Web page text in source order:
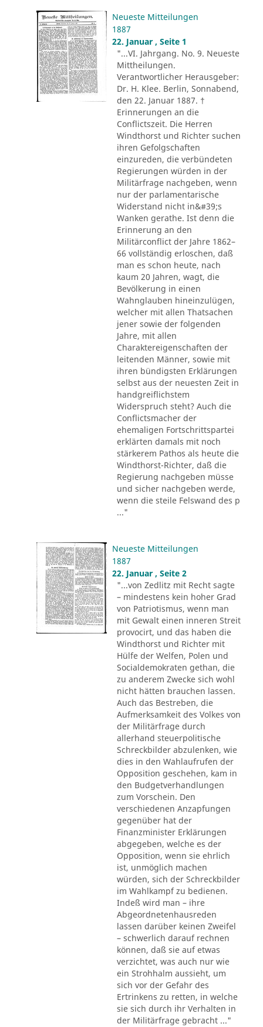
Neueste Mitteilungen
1887
22. Januar , Seite 1
"...VI. Jahrgang. No. 9. Neueste
Mittheilungen.
Verantwortlicher Herausgeber:
Dr. H. Klee. Berlin, Sonnabend,
den 22. Januar 1887. †
Erinnerungen an die
Conflictszeit. Die Herren
Windthorst und Richter suchen
ihren Gefolgschaften
einzureden, die verbündeten
Regierungen würden in der
Militärfrage nachgeben, wenn
nur der parlamentarische
Widerstand nicht in&#39;s
Wanken gerathe. Ist denn die
Erinnerung an den
Militärconflict der Jahre 1862–
66 vollständig erloschen, daß
man es schon heute, nach
kaum 20 Jahren, wagt, die
Bevölkerung in einen
Wahnglauben hineinzulügen,
welcher mit allen Thatsachen
jener sowie der folgenden
Jahre, mit allen
Charaktereigenschaften der
leitenden Männer, sowie mit
ihren bündigsten Erklärungen
selbst aus der neuesten Zeit in
handgreiflichstem
Widerspruch steht? Auch die
Conflictsmacher der
ehemaligen Fortschrittspartei
erklärten damals mit noch
stärkerem Pathos als heute die
Windthorst-Richter, daß die
Regierung nachgeben müsse
und sicher nachgeben werde,
wenn die steile Felswand des p
..."
Neueste Mitteilungen
1887
22. Januar , Seite 2
"...von Zedlitz mit Recht sagte
– mindestens kein hoher Grad
von Patriotismus, wenn man
mit Gewalt einen inneren Streit
provocirt, und das haben die
Windthorst und Richter mit
Hülfe der Welfen, Polen und
Socialdemokraten gethan, die
zu anderem Zwecke sich wohl
nicht hätten brauchen lassen.
Auch das Bestreben, die
Aufmerksamkeit des Volkes von
der Militärfrage durch
allerhand steuerpolitische
Schreckbilder abzulenken, wie
dies in den Wahlaufrufen der
Opposition geschehen, kam in
den Budgetverhandlungen
zum Vorschein. Den
verschiedenen Anzapfungen
gegenüber hat der
Finanzminister Erklärungen
abgegeben, welche es der
Opposition, wenn sie ehrlich
ist, unmöglich machen
würden, sich der Schreckbilder
im Wahlkampf zu bedienen.
Indeß wird man – ihre
Abgeordnetenhausreden
lassen darüber keinen Zweifel
– schwerlich darauf rechnen
können, daß sie auf etwas
verzichtet, was auch nur wie
ein Strohhalm aussieht, um
sich vor der Gefahr des
Ertrinkens zu retten, in welche
sie sich durch ihr Verhalten in
der Militärfrage gebracht ..."